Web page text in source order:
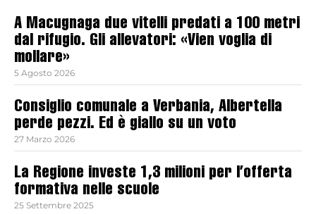
A Macugnaga due vitelli predati a 100 metri
dal rifugio. Gli allevatori: «Vien voglia di
mollare»
5 Agosto 2026
Consiglio comunale a Verbania, Albertella
perde pezzi. Ed è giallo su un voto
27 Marzo 2026
La Regione investe 1,3 milioni per l’offerta
formativa nelle scuole
25 Settembre 2025